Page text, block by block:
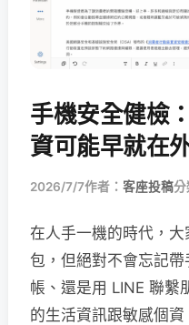
手機安全健檢
資可能早就在
2026/7/7作者： 客座投稿分
在人手一機的時代，
包，但絕對不會忘記
帳、還是用 LINE 聯繫
的生活資訊跟敏感個